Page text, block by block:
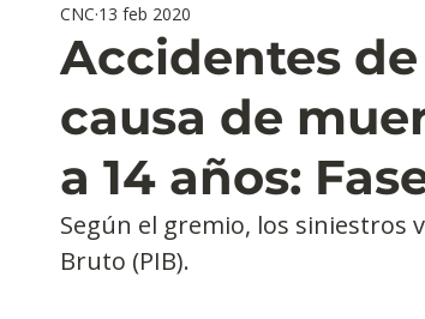
Observatorios sociales
Predicciones y tendencias Rating
Marketing Cultura y ambiente laboral
Accidentes
causa de
a 14 años:
CNC 13 feb 2020
Según el gremio, los siniestros
Bruto (PIB).